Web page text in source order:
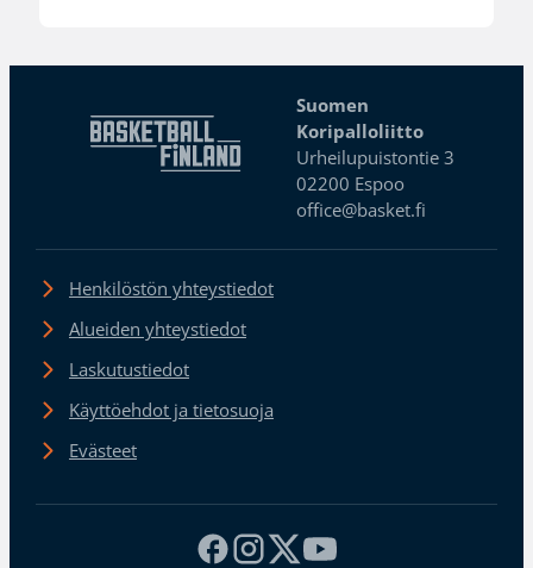
Suomen
Koripalloliitto
Urheilupuistontie 3
02200 Espoo
office@basket.fi
Henkilöstön yhteystiedot
Alueiden yhteystiedot
Laskutustiedot
Käyttöehdot ja tietosuoja
Evästeet